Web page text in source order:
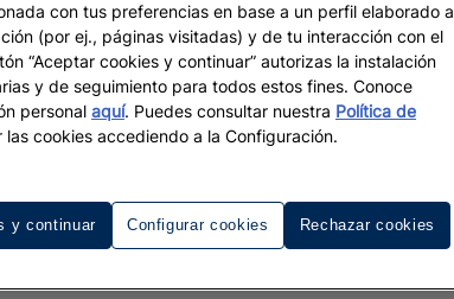
con tus preferencias en base a un perfil elaborado a
(por ej., páginas visitadas) y de tu interacción con el
“Aceptar cookies y continuar” autorizas la instalación
y de seguimiento para todos estos fines. Conoce
personal aquí. Puedes consultar nuestra Política de
cookies accediendo a la Configuración.
Configurar cookies Rechazar cookies
y continuar